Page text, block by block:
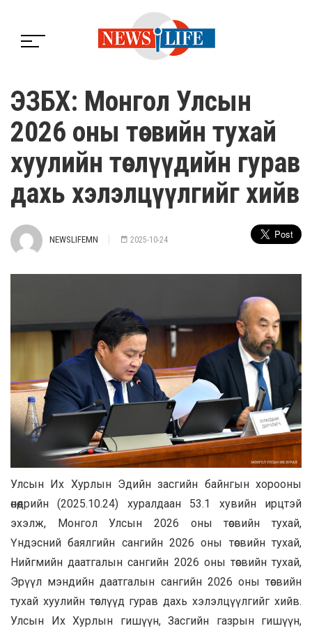
ЭЗБХ: Монгол Улсын
2026 оны төсвийн тухай
хуулийн төслүүдийн гурав
дахь хэлэлцүүлгийг хийв
NEWSLIFEMN 2025-10-24
Улсын Их Хурлын Эдийн засгийн байнгын хорооны
өнөөдрийн (2025.10.24) хуралдаан 53.1 хувийн ирцтэй
эхэлж, Монгол Улсын 2026 оны төсвийн тухай,
Үндэсний баялгийн сангийн 2026 оны төсвийн тухай,
Нийгмийн даатгалын сангийн 2026 оны төсвийн тухай,
Эрүүл мэндийн даатгалын сангийн 2026 оны төсвийн
тухай хуулийн төслүүд гурав дахь хэлэлцүүлгийг хийв.
Улсын Их Хурлын гишүүн, Засгийн газрын гишүүн,